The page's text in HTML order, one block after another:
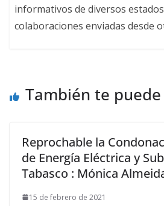
informativos de diversos
colaboraciones enviadas desde
También te
Reprochable la
de Energía Eléctrica y
Tabasco : Mónica
15 de febrero de 2021